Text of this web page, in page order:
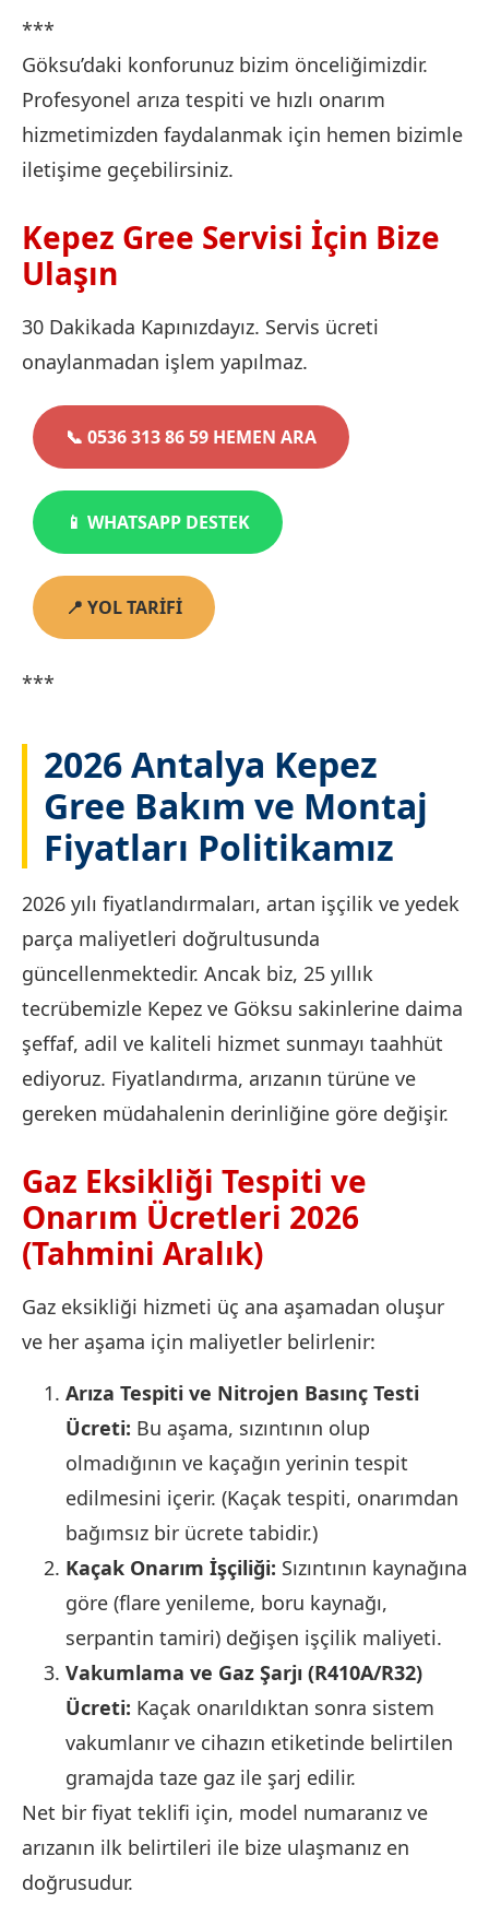
***
Göksu’daki konforunuz bizim önceliğimizdir.
Profesyonel arıza tespiti ve hızlı onarım
hizmetimizden faydalanmak için hemen bizimle
iletişime geçebilirsiniz.
Kepez Gree Servisi İçin Bize
Ulaşın
30 Dakikada Kapınızdayız. Servis ücreti
onaylanmadan işlem yapılmaz.
📞 0536 313 86 59 HEMEN ARA
📱 WHATSAPP DESTEK
📍 YOL TARİFİ
***
2026 Antalya Kepez
Gree Bakım ve Montaj
Fiyatları Politikamız
2026 yılı fiyatlandırmaları, artan işçilik ve yedek
parça maliyetleri doğrultusunda
güncellenmektedir. Ancak biz, 25 yıllık
tecrübemizle Kepez ve Göksu sakinlerine daima
şeffaf, adil ve kaliteli hizmet sunmayı taahhüt
ediyoruz. Fiyatlandırma, arızanın türüne ve
gereken müdahalenin derinliğine göre değişir.
Gaz Eksikliği Tespiti ve
Onarım Ücretleri 2026
(Tahmini Aralık)
Gaz eksikliği hizmeti üç ana aşamadan oluşur
ve her aşama için maliyetler belirlenir:
Arıza Tespiti ve Nitrojen Basınç Testi
Ücreti: Bu aşama, sızıntının olup
olmadığının ve kaçağın yerinin tespit
edilmesini içerir. (Kaçak tespiti, onarımdan
bağımsız bir ücrete tabidir.)
Kaçak Onarım İşçiliği: Sızıntının kaynağına
göre (flare yenileme, boru kaynağı,
serpantin tamiri) değişen işçilik maliyeti.
Vakumlama ve Gaz Şarjı (R410A/R32)
Ücreti: Kaçak onarıldıktan sonra sistem
vakumlanır ve cihazın etiketinde belirtilen
gramajda taze gaz ile şarj edilir.
Net bir fiyat teklifi için, model numaranız ve
arızanın ilk belirtileri ile bize ulaşmanız en
doğrusudur.